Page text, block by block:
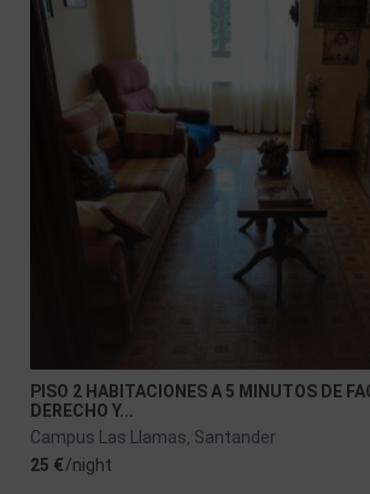
PISO 2 HABITACIONES A 5 MINUTOS DE
DERECHO Y...
Campus Las Llamas Santander
25 €/night